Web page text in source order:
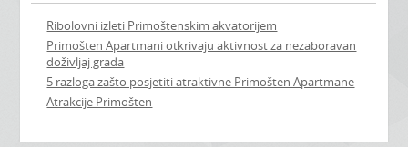
Ribolovni izleti Primoštenskim akvatorijem
Primošten Apartmani otkrivaju aktivnost za nezaboravan
doživljaj grada
5 razloga zašto posjetiti atraktivne Primošten Apartmane
Atrakcije Primošten